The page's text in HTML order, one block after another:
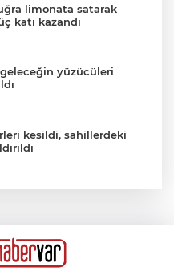
limonata satarak
katı kazandı
yüzücüleri
kesildi, sahillerdeki
ticari araç ile otomobil